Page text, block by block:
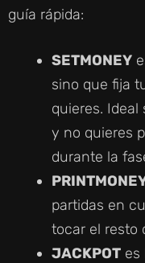
guía rápida:
SETMONEY
sino que fija
quieres.
y no quieres
durante la
partidas en
tocar el resto
JACKPOT es